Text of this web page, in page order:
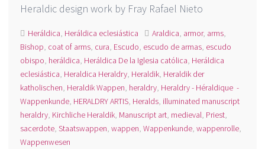
Heraldic design work by Fray Rafael Nieto
Heráldica, Heráldica eclesiástica Araldica, armor, arms,
Bishop, coat of arms, cura, Escudo, escudo de armas, escudo
obispo, heráldica, Heráldica De la Iglesia católica, Heráldica
eclesiástica, Heraldica Heraldry, Heraldik, Heraldik der
katholischen, Heraldik Wappen, heraldry, Heraldry - Héraldique -
Wappenkunde, HERALDRY ARTIS, Heralds, illuminated manuscript
heraldry, Kirchliche Heraldik, Manuscript art, medieval, Priest,
sacerdote,Staatswappen,wappen,Wappenkunde,wappenrolle,
Wappenwesen